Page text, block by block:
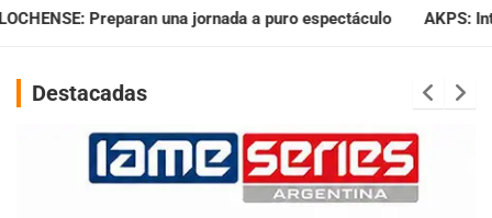
a puro espectáculo AKPS: Intervino la IGJ y oficializó el
Destacadas